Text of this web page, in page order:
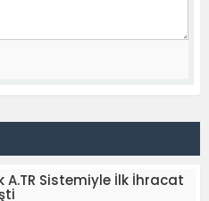
A.TR Sistemiyle İlk İhracat